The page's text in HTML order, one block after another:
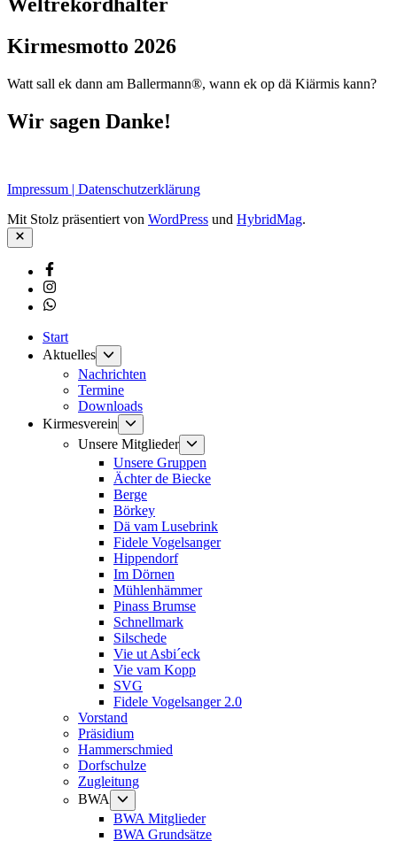
Weltrekordhalter
Kirmesmotto 2026
Watt sall ek dann am Ballermann®, wann ek op dä Kiärmis kann?
Wir sagen Danke!
Impressum | Datenschutzerklärung
Mit Stolz präsentiert von WordPress und HybridMag.
Schließen
Facebook
Instagram
Whatsapp
Start
Aktuelles
Untermenü
anzeigen
Nachrichten
Termine
Downloads
Kirmesverein
anzeigen
Unsere Mitglieder
anzeigen
Unsere Gruppen
Ächter de Biecke
Berge
Börkey
Dä vam Lusebrink
Fidele Vogelsanger
Hippendorf
Im Dörnen
Mühlenhämmer
Pinass Brumse
Schnellmark
Silschede
Vie ut Asbi´eck
Vie vam Kopp
SVG
Fidele Vogelsanger 2.0
Vorstand
Präsidium
Hammerschmied
Dorfschulze
Zugleitung
BWA
Untermenü
anzeigen
BWA Mitglieder
BWA Grundsätze